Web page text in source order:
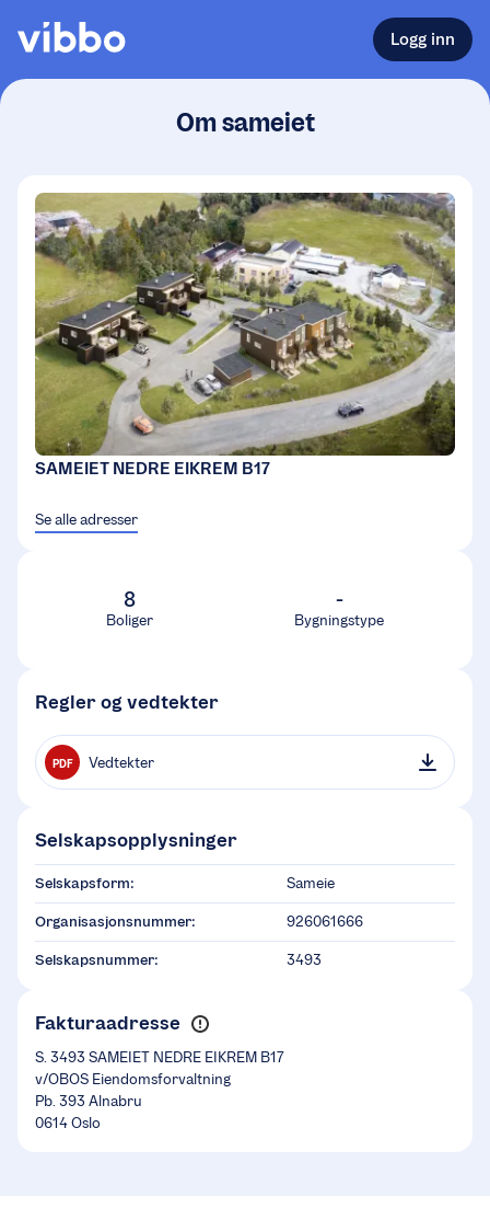
Logg inn
Om sameiet
SAMEIET NEDRE EIKREM B17
Se alle adresser
8
Boliger
-
Bygningstype
Regler og vedtekter
PDF Vedtekter
Selskapsopplysninger
Selskapsform: Sameie
Organisasjonsnummer: 926061666
Selskapsnummer: 3493
Fakturaadresse
S. 3493 SAMEIET NEDRE EIKREM B17
v/OBOS Eiendomsforvaltning
Pb. 393 Alnabru
0614 Oslo